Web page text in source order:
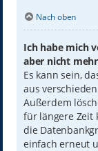
Nach oben
Ich habe mich
aber nicht
Es kann sein,
aus
Außerdem
für längere Zeit
die
einfach erneut